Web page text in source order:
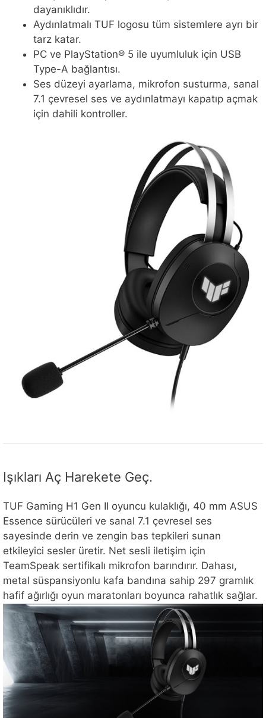
dayanıklıdır.
Aydınlatmalı TUF logosu tüm sistemlere ayrı bir
tarz katar.
PC ve PlayStation® 5 ile uyumluluk için USB
Type-A bağlantısı.
Ses düzeyi ayarlama, mikrofon susturma, sanal
7.1 çevresel ses ve aydınlatmayı kapatıp açmak
için dahili kontroller.
Işıkları Aç Harekete Geç.
TUF Gaming H1 Gen II oyuncu kulaklığı, 40 mm ASUS
Essence sürücüleri ve sanal 7.1 çevresel ses
sayesinde derin ve zengin bas tepkileri sunan
etkileyici sesler üretir. Net sesli iletişim için
TeamSpeak sertifikalı mikrofon barındırır. Dahası,
metal süspansiyonlu kafa bandına sahip 297 gramlık
hafif ağırlığı oyun maratonları boyunca rahatlık sağlar.